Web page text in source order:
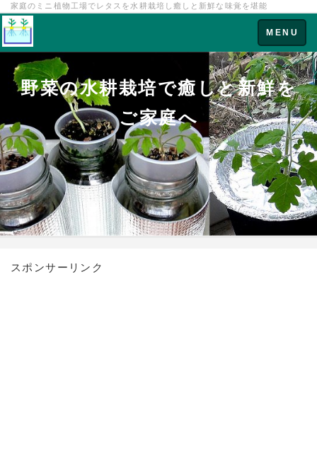
家庭のミニ植物工場でレタスを水耕栽培し癒しと新鮮な味覚を堪能
Toggle
navigation
MENU
野菜の水耕栽培で癒しと新鮮を
ご家庭へ
スポンサーリンク